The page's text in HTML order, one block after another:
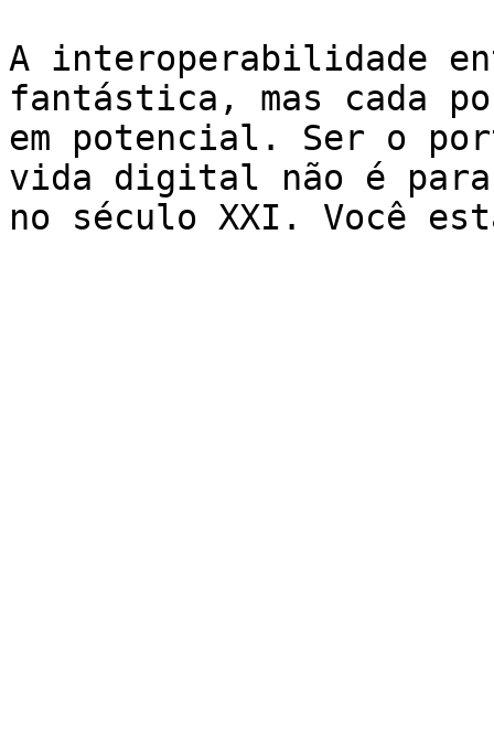
A interoperabilidade
fantástica, mas cada
em potencial. Ser o
vida digital não é
no século XXI. Você